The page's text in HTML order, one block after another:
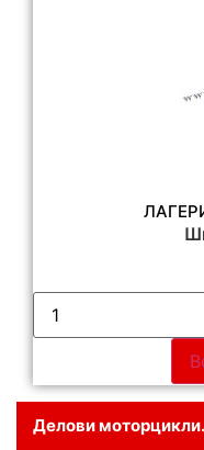
Делови моторцикли.